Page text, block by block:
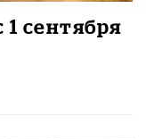
сентября